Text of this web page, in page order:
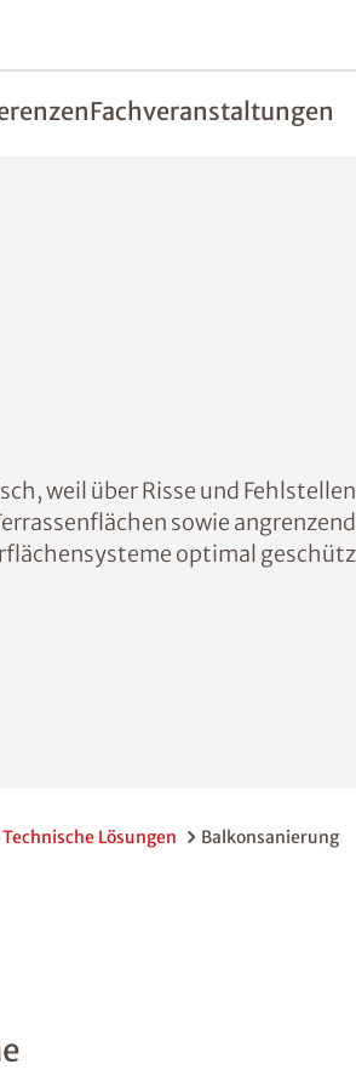
Fachveranstaltungen
weil über Risse und
sowie
optimal
Technische Lösungen Balkonsanierung